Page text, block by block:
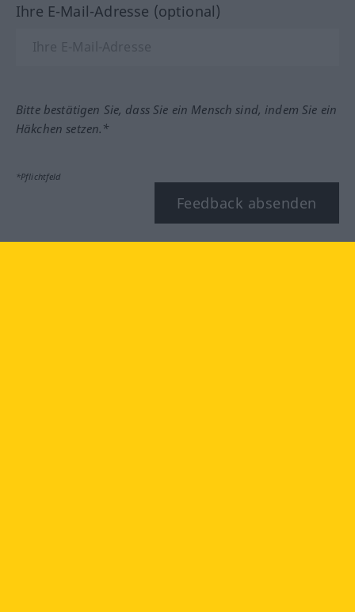
Ihre E-Mail-Adresse (optional)
Bitte bestätigen Sie, dass Sie ein Mensch sind, indem Sie ein
Häkchen setzen.*
*Pflichtfeld
Feedback absenden